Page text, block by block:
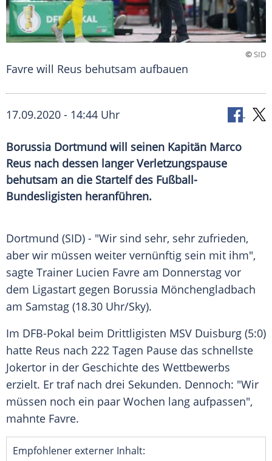
©SID
Favre will Reus behutsam aufbauen
17.09.2020 - 14:44 Uhr
Borussia Dortmund will seinen Kapitän Marco
Reus nach dessen langer Verletzungspause
behutsam an die Startelf des Fußball-
Bundesligisten heranführen.
Dortmund (SID) - "Wir sind sehr, sehr zufrieden,
aber wir müssen weiter vernünftig sein mit ihm",
sagte Trainer Lucien Favre am Donnerstag vor
dem Ligastart gegen Borussia Mönchengladbach
am Samstag (18.30 Uhr/Sky).
Im DFB-Pokal beim Drittligisten MSV Duisburg (5:0)
hatte Reus nach 222 Tagen Pause das schnellste
Jokertor in der Geschichte des Wettbewerbs
erzielt. Er traf nach drei Sekunden. Dennoch: "Wir
müssen noch ein paar Wochen lang aufpassen",
mahnte Favre.
Empfohlener externer Inhalt: